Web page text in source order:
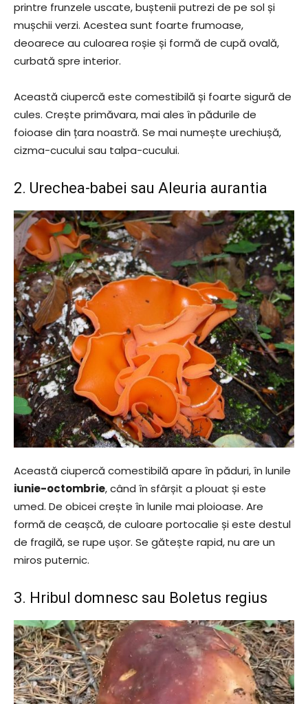
printre frunzele uscate, buștenii putrezi de pe sol și
mușchii verzi. Acestea sunt foarte frumoase,
deoarece au culoarea roșie și formă de cupă ovală,
curbată spre interior.
Această ciupercă este comestibilă și foarte sigură de
cules. Crește primăvara, mai ales în pădurile de
foioase din țara noastră. Se mai numește urechiușă,
cizma-cucului sau talpa-cucului.
2. Urechea-babei sau Aleuria aurantia
Această ciupercă comestibilă apare în păduri, în lunile
iunie-octombrie, când în sfârșit a plouat și este
umed. De obicei crește în lunile mai ploioase. Are
formă de ceașcă, de culoare portocalie și este destul
de fragilă, se rupe ușor. Se gătește rapid, nu are un
miros puternic.
3. Hribul domnesc sau Boletus regius